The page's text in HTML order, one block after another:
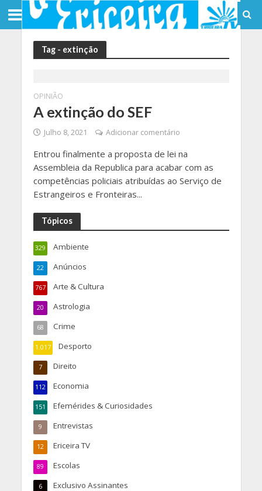
Tag - extinção
OPINIÃO
A extinção do SEF
Julho 8, 2021 Adicionar comentário
Entrou finalmente a proposta de lei na
Assembleia da Republica para acabar com as
competências policiais atribuídas ao Serviço de
Estrangeiros e Fronteiras...
Tópicos
Ambiente
329
Anúncios
22
Arte & Cultura
767
Astrologia
20
Crime
68
Desporto
1.017
Direito
7
Economia
112
Efemérides & Curiosidades
151
Entrevistas
9
Ericeira TV
12
Escolas
89
Exclusivo Assinantes
6